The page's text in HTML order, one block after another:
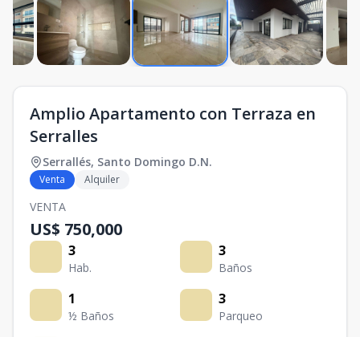
Amplio Apartamento con Terraza en
Serralles
Serrallés, Santo Domingo D.N.
Venta Alquiler
VENTA
US$ 750,000
3
Hab.
3
Baños
1
½ Baños
3
Parqueo